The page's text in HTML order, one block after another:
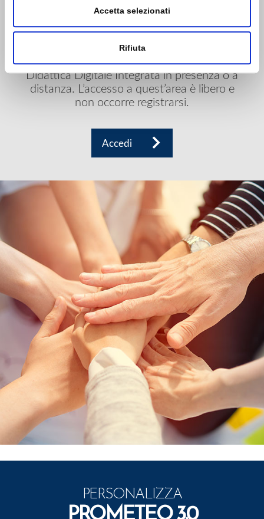
Accetta selezionati
Rifiuta
INSIEME PER LA
SCUOLA
Un’area di contenuti multimediali liberi
offerti dalla Casa Editrice per favorire la
Didattica Digitale Integrata in presenza o a
distanza. L’accesso a quest’area è libero e
non occorre registrarsi.
Accedi
PERSONALIZZA